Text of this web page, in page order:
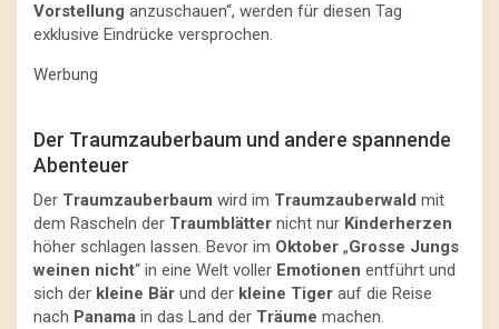
Vorstellung anzuschauen“, werden für diesen Tag
exklusive Eindrücke versprochen.
Werbung
Der Traumzauberbaum und andere spannende
Abenteuer
Der Traumzauberbaum wird im Traumzauberwald mit
dem Rascheln der Traumblätter nicht nur Kinderherzen
höher schlagen lassen. Bevor im Oktober „Grosse Jungs
weinen nicht“ in eine Welt voller Emotionen entführt und
sich der kleine Bär und der kleine Tiger auf die Reise
nach Panama in das Land der Träume machen.